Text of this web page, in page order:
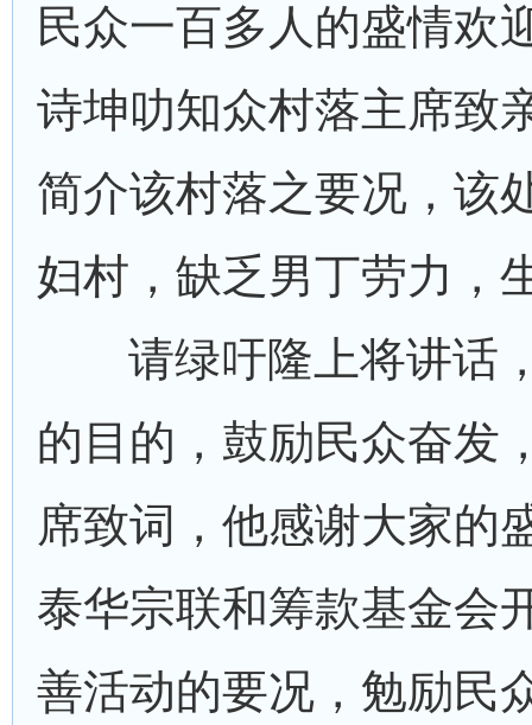
民众一百多人的盛情欢
诗坤叻知众村落主席致
简介该村落之要况，该
妇村，缺乏男丁劳力，
请绿吁隆上将讲话
的目的，鼓励民众奋发
席致词，他感谢大家的
泰华宗联和筹款基金会
善活动的要况，勉励民